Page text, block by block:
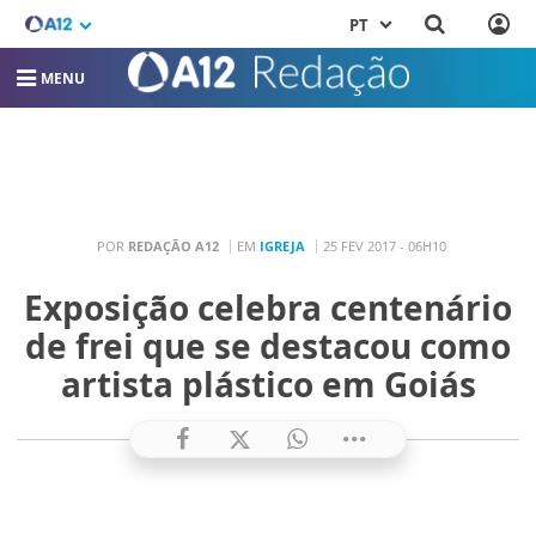
PT
MENU
POR REDAÇÃO A12 EM IGREJA 25 FEV 2017 - 06H10
Exposição celebra centenário
de frei que se destacou como
artista plástico em Goiás